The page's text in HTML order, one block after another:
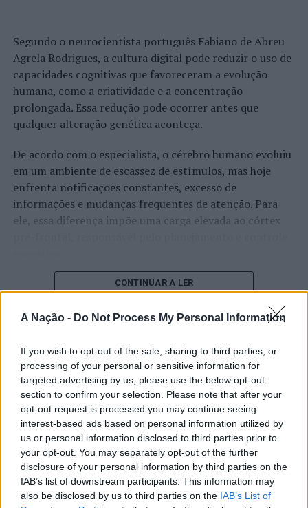
A Nação - Do Not Process My Personal Information
If you wish to opt-out of the sale, sharing to third parties, or
processing of your personal or sensitive information for
targeted advertising by us, please use the below opt-out
section to confirm your selection. Please note that after your
opt-out request is processed you may continue seeing
interest-based ads based on personal information utilized by
us or personal information disclosed to third parties prior to
your opt-out. You may separately opt-out of the further
disclosure of your personal information by third parties on the
IAB’s list of downstream participants. This information may
also be disclosed by us to third parties on the IAB’s List of
Nas Grandes Opções do Plano, a rubrica com maior
orçamento, Ambiente, Qualidade de Vida e Transição
Climática, ascende a 8,81 milhões de euros e visa o bem-
estar coletivo, a proteção do ambiente e o combate às
alterações climáticas, assim como a erradicação da
pobreza e a promoção da prosperidade.
Nesse sentido, foram estabelecidos para 2023, entre
outros, dois grandes projetos de amplitude ambiental:
“Plano Municipal de Eficiência Energética” e “Plano
Municipal de Poupança de Água”, que integram a
campanha “poupar hoje para garantir o amanhã”.
abastecimento de água e das redes de drenagem de
águas residuais e pluviais, de forma transversal ao
concelho, num investimento superior a 4 M€.
A rubrica Educação, Ciência e Conhecimento é a segunda
com maior orçamento. A educação assume-se como um
pilar fulcral para o desenvolvimento humano
sustentável do concelho e, no próximo ano, é prioridade
a conclusão da elaboração do Projeto Educativo
Municipal, transversal a todo o território e níveis de
ensino. Pretende-se também revitalizar a Rede Escolar
de Ciência e de Apoio à Investigação Científica.
Paralelamente, o município continuará a investir nos
equipamentos educativos, dando continuidade ao
Segundo o neurocientista português Fabiano de Abreu
Agrela Rodrigues, a cultura digital pode reduzir o uso de
capacidades cognitivas que favoreceram a evolução
humana, como a criatividade e a concentração
prolongada. Essa redução pode ocorrer antes que
qualquer alteração genética aconteça.
De acordo com o especialista, o cérebro humano evoluiu
em um ambiente de escassez de estímulos, mas hoje
enfrenta notificações constantes, excesso de
informações e mudanças frequentes de atenção. Para
ele, essa diferença impõe uma carga elevada ao córtex
O pesquisador afirma que plataformas digitais também
cérebro, favorecendo a fadiga mental, a dificuldade de
tarefas inacabadas permanecem ativas na memória e
aumentam a sensação de sobrecarga, enquanto o stress
prolongado pode elevar os níveis de cortisol e
prejudicar o desempenho cognitivo.
Fabiano de Abreu Agrela Rodrigues ressalta que não há
evidências de que o ambiente digital provoque mudanças
genéticas na espécie humana. A adaptação observada,
afirma, ocorre por meio da neuroplasticidade, processo
pelo qual os circuitos neurais se reorganizam em
CONTINUAR A LER
“Millennium Estoril Open 2026”
regressou ao circuito ATP com
vitória do francês Luca Van Assche
Publicado 1 dia atrás on 07/08/2026
Por Ígor Lopes